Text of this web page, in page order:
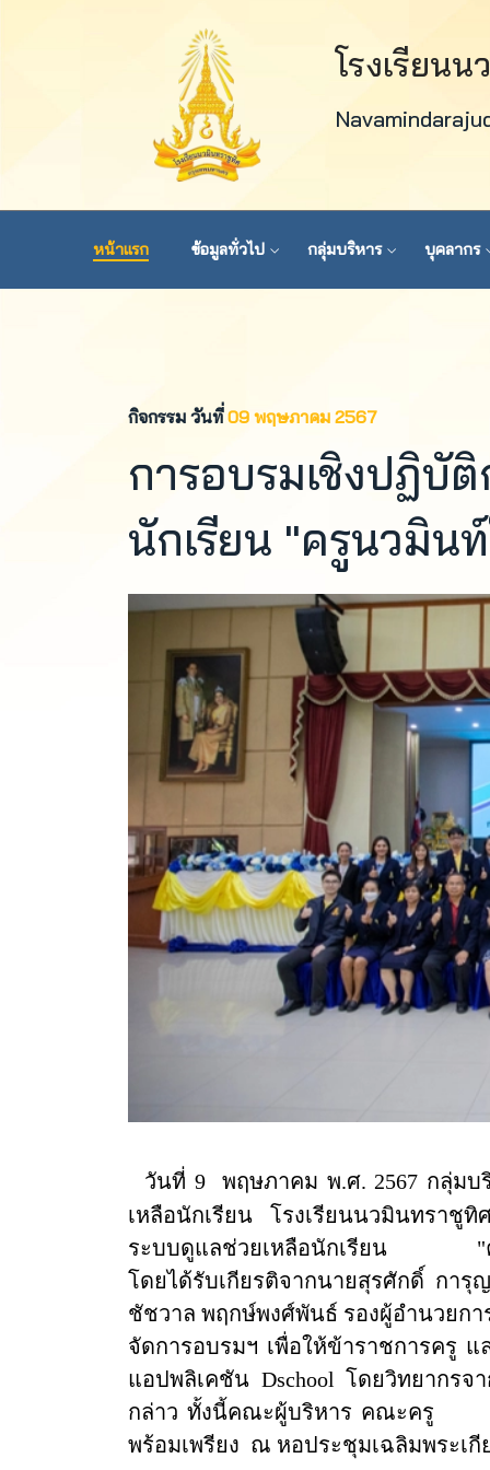
โรงเรียน
หน้าแรก ข้อมูลทั่วไป กลุ่มบริหาร บุคลากร
กิจกรรม วันที่09 พฤษภาคม 2567
การอบรมเชิงปฏิบั
นักเรียน "ครูนวมิน
วันที่ 9
พฤษภาคม พ.ศ. 2567 กลุ่มบ
เหลือนักเรียน โรงเรียนนวมินทราชู
ระบบดูแลช่วยเหลือนักเรียน
โดยได้รับเกียรติจากนายสุรศักดิ์ การุ
ชัชวาล พฤกษ์พงศ์พันธ์ รองผู้อำนวยกา
จัดการอบรมฯ เพื่อให้ข้าราชการครู แ
แอปพลิเคชัน Dschool โดยวิทยากรจ
กล่าว ทั้งนี้คณะผู้บริหาร คณะครู
พร้อมเพรียง ณ หอประชุมเฉลิมพระเกี